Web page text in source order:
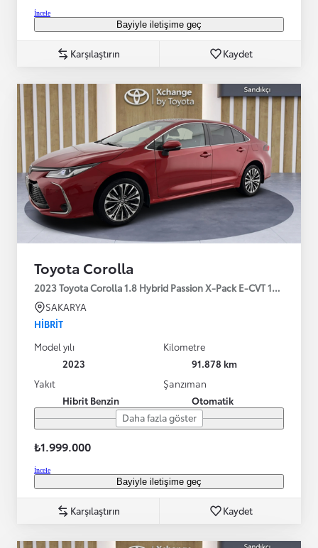
İncele
Bayiyle iletişime geç
Karşılaştırın Kaydet
Toyota Corolla
2023 Toyota Corolla 1.8 Hybrid Passion X-Pack E-CVT 140HP
SAKARYA
HIBRIT
Model yılı
2023
Kilometre
91.878 km
Yakıt
Hibrit Benzin
Şanzıman
Otomatik
Daha fazla göster
₺1.999.000
İncele
Bayiyle iletişime geç
Karşılaştırın Kaydet